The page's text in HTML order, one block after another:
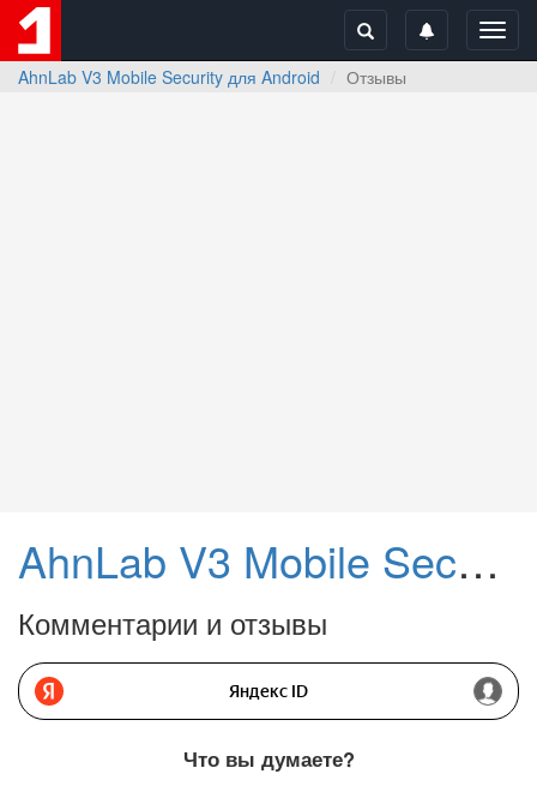
AhnLab V3 Mobile Security для Android
Отзывы
AhnLab V3 Mobile Security для Android
Комментарии и отзывы